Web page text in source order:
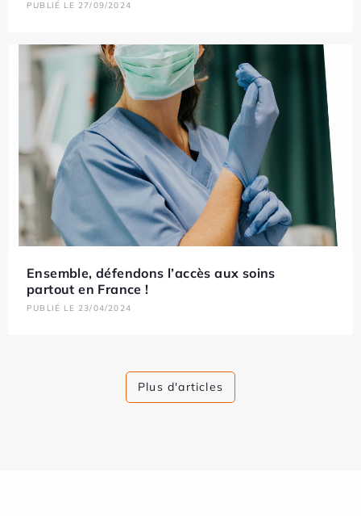
PUBLIÉ LE 27/09/2024
Ensemble, défendons l’accès aux soins
partout en France !
PUBLIÉ LE 23/04/2024
Plus d'articles